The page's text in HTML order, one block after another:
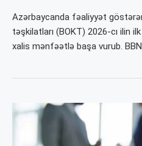
Azərbaycanda fəaliyyət
təşkilatları (BOKT) 2026-cı ilin
xalis mənfəətlə başa vurub.